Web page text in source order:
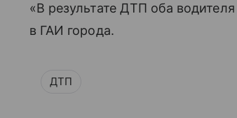
«В результате ДТП оба
в ГАИ города.
ДТП